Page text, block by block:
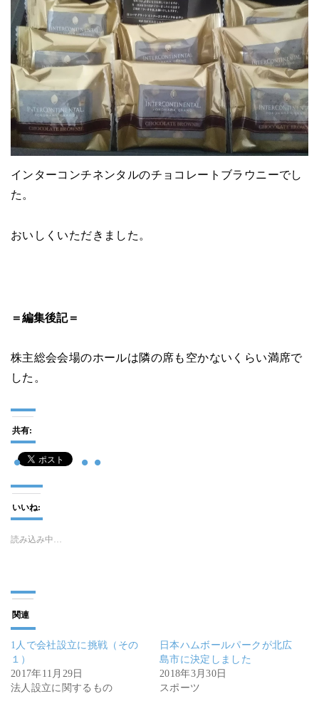
インターコンチネンタルのチョコレートブラウニーでし
た。
おいしくいただきました。
＝編集後記＝
株主総会会場のホールは隣の席も空かないくらい満席で
した。
共有:
いいね:
読み込み中…
関連
1人で会社設立に挑戦（その
１）
2017年11月29日
法人設立に関するもの
日本ハムボールパークが北広
島市に決定しました
2018年3月30日
スポーツ